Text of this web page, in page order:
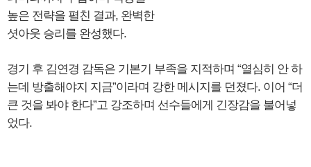
높은 전략을 펼친 결과, 완벽한
셧아웃 승리를 완성했다.
경기 후 김연경 감독은 기본기 부족을 지적하며 “열심히 안 하
는데 방출해야지 지금”이라며 강한 메시지를 던졌다. 이어 “더
큰 것을 봐야 한다”고 강조하며 선수들에게 긴장감을 불어넣
었다.